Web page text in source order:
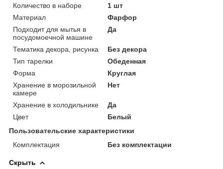
Количество в наборе
1 шт
Материал
Фарфор
Подходит для мытья в
посудомоечной машине
Да
Тематика декора, рисунка
Без декора
Тип тарелки
Обеденная
Форма
Круглая
Хранение в морозильной
камере
Нет
Хранение в холодильнике
Да
Цвет
Белый
Пользовательские характеристики
Комплектация
Без комплектации
Скрыть